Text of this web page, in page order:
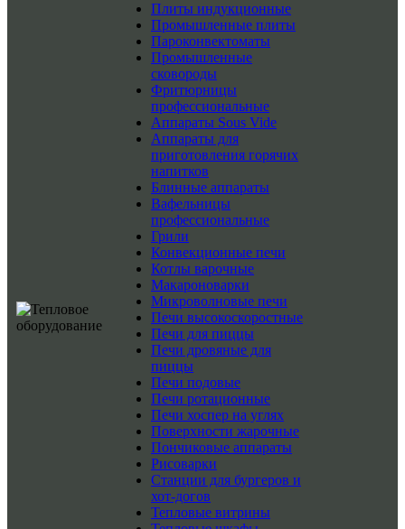
Плиты индукционные
Промышленные плиты
Пароконвектоматы
Промышленные
сковороды
Фритюрницы
профессиональные
Аппараты Sous Vide
Аппараты для
приготовления горячих
напитков
Блинные аппараты
Вафельницы
профессиональные
Грили
Конвекционные печи
Котлы варочные
Макароноварки
Микроволновые печи
Печи высокоскоростные
Печи для пиццы
Печи дровяные для
пиццы
Печи подовые
Печи ротационные
Печи хоспер на углях
Поверхности жарочные
Пончиковые аппараты
Рисоварки
Станции для бургеров и
хот-догов
Тепловые витрины